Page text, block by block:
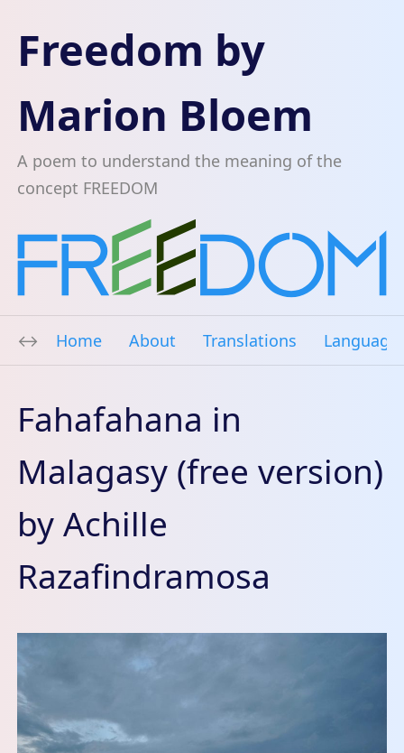
Freedom by
Marion Bloem
A poem to understand the meaning of the
concept FREEDOM
Home About Translations
Fahafahana in
Malagasy (free version)
by Achille
Razafindramosa